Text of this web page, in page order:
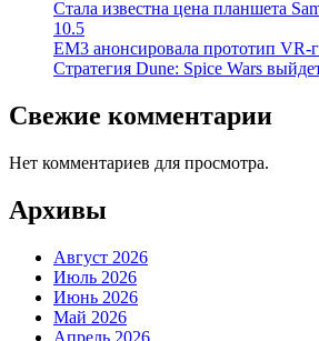
Стала известна цена планшета
10.5
EM3 анонсировала прототип VR-
Стратегия Dune: Spice Wars
Свежие комментарии
Нет комментариев для просмотра.
Архивы
Август 2026
Июль 2026
Июнь 2026
Май 2026
Апрель 2026